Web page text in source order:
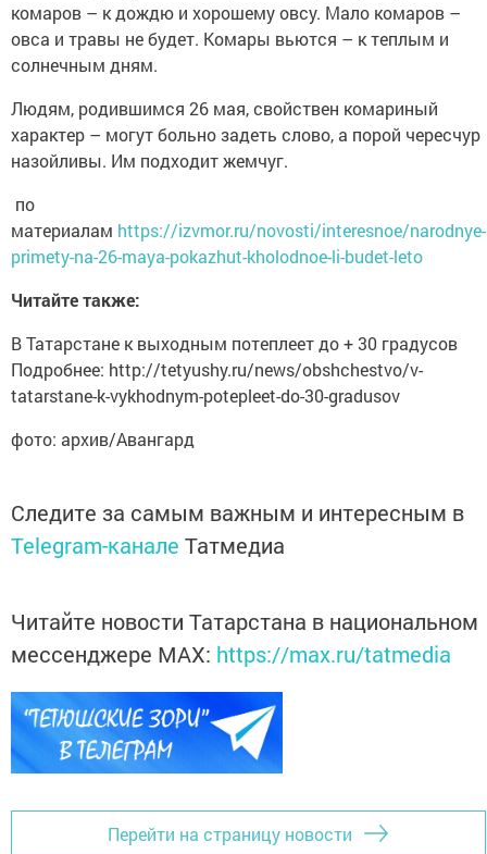
комаров – к дождю и хорошему овсу. Мало комаров –
овса и травы не будет. Комары вьются – к теплым и
солнечным дням.
Людям, родившимся 26 мая, свойствен комариный
характер – могут больно задеть слово, а порой чересчур
назойливы. Им подходит жемчуг.
по
материалам https://izvmor.ru/novosti/interesnoe/narodnye-
primety-na-26-maya-pokazhut-kholodnoe-li-budet-leto
Читайте также:
В Татарстане к выходным потеплеет до + 30 градусов
Подробнее: http://tetyushy.ru/news/obshchestvo/v-
tatarstane-k-vykhodnym-potepleet-do-30-gradusov
фото: архив/Авангард
Следите за самым важным и интересным в
Telegram-канале Татмедиа
Читайте новости Татарстана в национальном
мессенджере MАХ: https://max.ru/tatmedia
Перейти на страницу новости